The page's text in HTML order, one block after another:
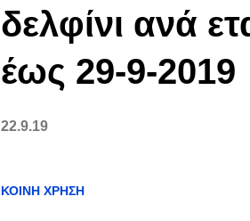
δελφίνι ανά
έως 29-9-2019
22.9.19
ΚΟΙΝΉ ΧΡΉΣΗ